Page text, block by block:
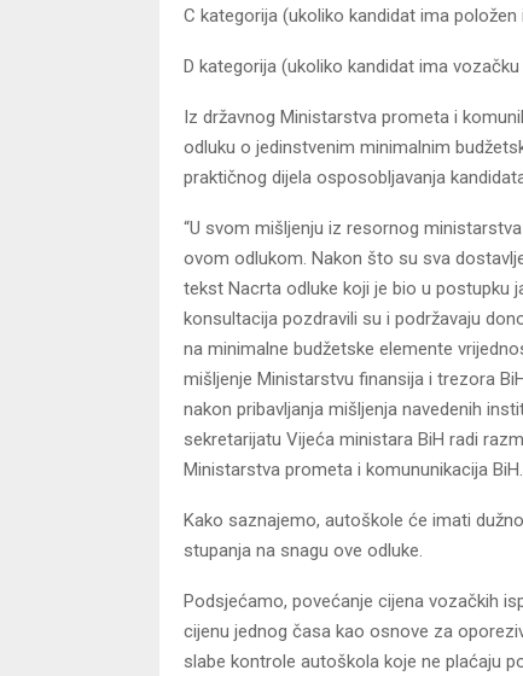
C kategorija (ukoliko kandidat ima
D kategorija (ukoliko kandidat ima
Iz državnog Ministarstva prometa i
odluku o jedinstvenim minimalnim
praktičnog dijela osposobljavanja
“U svom mišljenju iz resornog
ovom odlukom. Nakon što su sva
tekst Nacrta odluke koji je bio u postupku
konsultacija pozdravili su i podržavaju
na minimalne budžetske elemente
mišljenje Ministarstvu finansija i trezora
nakon pribavljanja mišljenja navedenih
sekretarijatu Vijeća ministara BiH radi
Ministarstva prometa i komununikacija BiH.
Kako saznajemo, autoškole će imati
stupanja na snagu ove odluke.
Podsjećamo, povećanje cijena vozačkih
cijenu jednog časa kao osnove za
slabe kontrole autoškola koje ne plaćaju